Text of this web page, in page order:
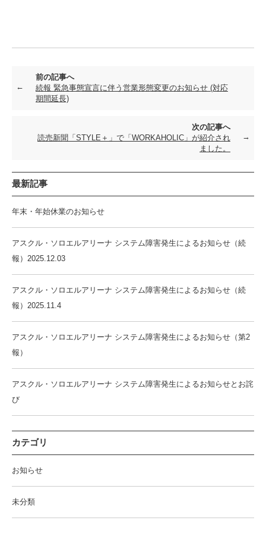
前の記事へ
続報 緊急事態宣言に伴う営業形態変更のお知らせ (対応
期間延長)
次の記事へ
読売新聞「STYLE＋」で「WORKAHOLIC」が紹介され
ました。
最新記事
年末・年始休業のお知らせ
アスクル・ソロエルアリーナ システム障害発生によるお知らせ（続
報）2025.12.03
アスクル・ソロエルアリーナ システム障害発生によるお知らせ（続
報）2025.11.4
アスクル・ソロエルアリーナ システム障害発生によるお知らせ（第2
報）
アスクル・ソロエルアリーナ システム障害発生によるお知らせとお詫
び
カテゴリ
お知らせ
未分類